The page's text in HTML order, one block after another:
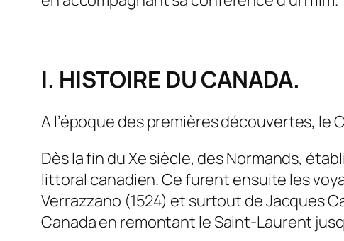
I. HISTOIRE DU CANADA.
A l’époque des premières découvertes,
Dès la fin du Xe siècle, des Normands,
littoral canadien. Ce furent ensuite les
Verrazzano (1524) et surtout de Jacques
Canada en remontant le Saint-Laurent